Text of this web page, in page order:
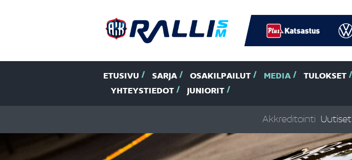
ETUSIVU SARJA OSAKILPAILUT MEDIA TULOKSET
YHTEYSTIEDOT
JUNIORIT
Akkreditointi Uutiset